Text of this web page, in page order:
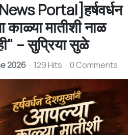
Portal]हर्षवर्धन
मातीशी नाळ
– सुप्रिया सुळे
2026 129 Hits 0 Comments